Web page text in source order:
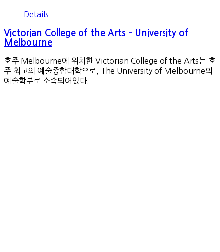
Details
Victorian College of the Arts – University of
Melbourne
호주 Melbourne에 위치한 Victorian College of the Arts는 호
주 최고의 예술종합대학으로, The University of Melbourne의
예술학부로 소속되어있다.